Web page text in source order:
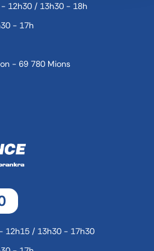
12h30 / 13h30 - 18h
- 17h
- 69 780 Mions
12h15 / 13h30 - 17h30